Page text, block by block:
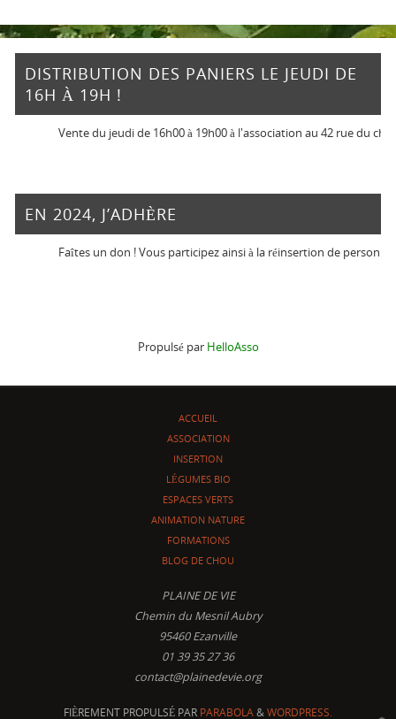
DISTRIBUTION DES PANIERS LE JEUDI DE
16H À 19H !
Vente du jeudi de 16h00 à 19h00 à l'association au 42 rue du chemin
EN 2024, J’ADHÈRE
Faîtes un don ! Vous participez ainsi à la réinsertion de personnes
Propulsé par HelloAsso
ACCUEIL
ASSOCIATION
INSERTION
LÉGUMES BIO
ESPACES VERTS
ANIMATION NATURE
FORMATIONS
BLOG DE CHOU
PLAINE DE VIE
Chemin du Mesnil Aubry
95460 Ezanville
01 39 35 27 36
contact@plainedevie.org
FIÈREMENT PROPULSÉ PAR PARABOLA&WORDPRESS.